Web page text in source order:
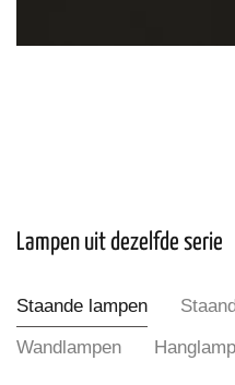
Lampen uit dezelfde serie
Staande lampen
Wandlampen